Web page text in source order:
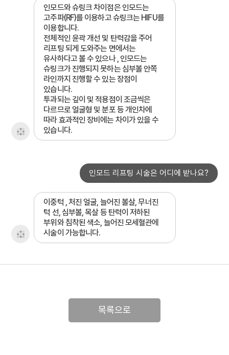
인모드와 슈링크 차이점은 인모드는
고주파(RF)를 이용하고 슈링크는 HIFU를
이용합니다.
전체적인 윤곽 개선 및 탄력감을 주어
리프팅 되게 도와주는 면에서는
유사하다고 볼 수 있으나 , 인모드는
슈링크가 진행되지 못하는 심부볼 안쪽
라인까지 진행할 수 있는 장점이
있습니다.
투과되는 깊이 및 적용점이 조금씩은
다르므로 얼굴형 및 분포 등 개인차에
따라 효과적인 장비에는 차이가 있을 수
있습니다.
인모드 리프팅 시술은 어디에 받나요?
이중턱 , 처진 얼굴, 늘어진 볼살, 무너진
턱 선, 심부볼, 목살 등 탄력이 저하된
부위와 침착된 색소, 늘어진 모세혈관에
시술이 가능합니다.
목록으로